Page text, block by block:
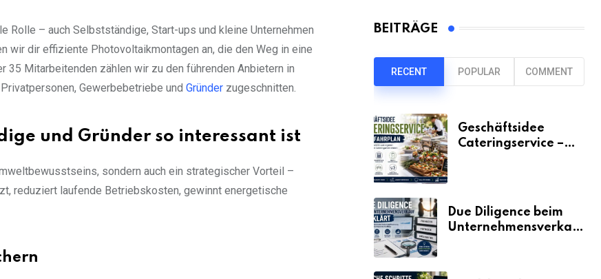
Rolle – auch Selbstständige, Start-ups und kleine Unternehmen
wir dir effiziente Photovoltaikmontagen an, die den Weg in eine
Mitarbeitenden zählen wir zu den führenden Anbietern in
Gewerbebetriebe und Gründer zugeschnitten.
und Gründer so interessant ist
sondern auch ein strategischer Vorteil –
reduziert laufende Betriebskosten, gewinnt energetische
BEITRÄGE
RECENT POPULAR COMMENT
Geschäftsidee
Cateringservice –
Due Diligence beim
Unternehmensverkauf